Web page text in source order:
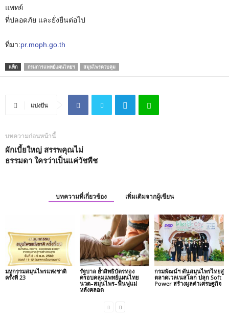
แพทย์
ที่ปลอดภัย และยั่งยืนต่อไป
ที่มา:pr.moph.go.th
แท็ก กรมการแพทย์แผนไทยฯ สมุนไพรควบคุม
แบ่งปัน
บทความก่อนหน้านี้
ผักเบี้ยใหญ่ สรรพคุณไม่
ธรรมดา ใครว่าเป็นแค่วัชพืช
บทความที่เกี่ยวข้อง เพิ่มเติมจากผู้เขียน
มหกรรมสมุนไพรแห่งชาติ
ครั้งที่ 23
รัฐบาล ย้ำสิทธิบัตรทอง
ครอบคลุมแพทย์แผนไทย
นวด–สมุนไพร–ฟื้นฟูแม่
หลังคลอด
กรมพัฒน์ฯ ดันสมุนไพรไทยสู่
ตลาดเวลเนสโลก ปลุก Soft
Power สร้างมูลค่าเศรษฐกิจ